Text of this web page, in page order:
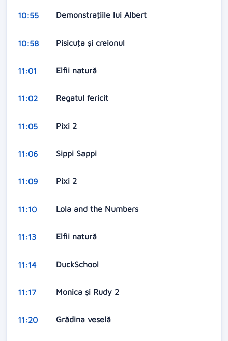
10:55 Demonstraţiile lui Albert
10:58 Pisicuţa şi creionul
11:01 Elfii natură
11:02 Regatul fericit
11:05 Pixi 2
11:06 Sippi Sappi
11:09 Pixi 2
11:10 Lola and the Numbers
11:13 Elfii natură
11:14 DuckSchool
11:17 Monica și Rudy 2
11:20 Grădina veselă